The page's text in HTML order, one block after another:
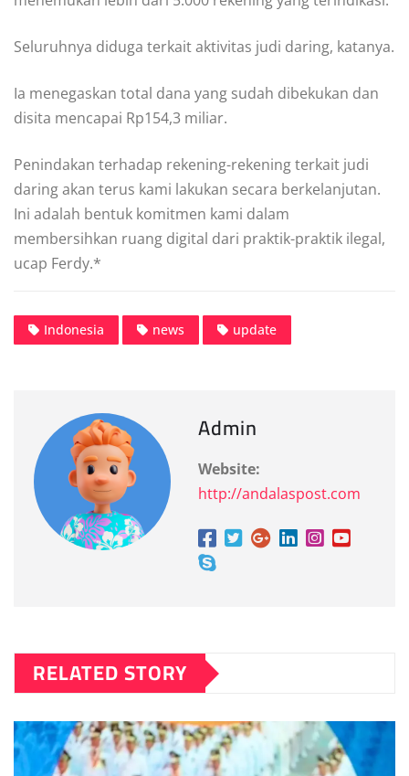
Seluruhnya diduga terkait aktivitas judi daring, katanya.
Ia menegaskan total dana yang sudah dibekukan dan
disita mencapai Rp154,3 miliar.
Penindakan terhadap rekening-rekening terkait judi
daring akan terus kami lakukan secara berkelanjutan.
Ini adalah bentuk komitmen kami dalam
membersihkan ruang digital dari praktik-praktik ilegal,
ucap Ferdy.*
Indonesia news update
Admin
Website:
http://andalaspost.com
RELATED STORY